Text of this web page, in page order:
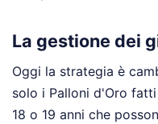
La gestione dei
Oggi la strategia è
solo i Palloni d'Oro
18 o 19 anni che